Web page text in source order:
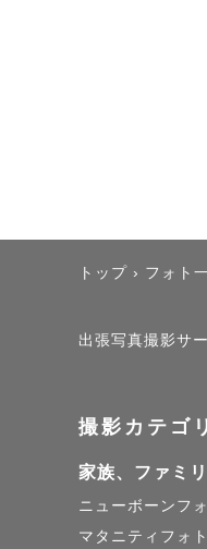
トップ › フォト
出張写真撮影サ
撮影カテゴリ
家族、ファミ
ニューボーンフ
マタニティフォト